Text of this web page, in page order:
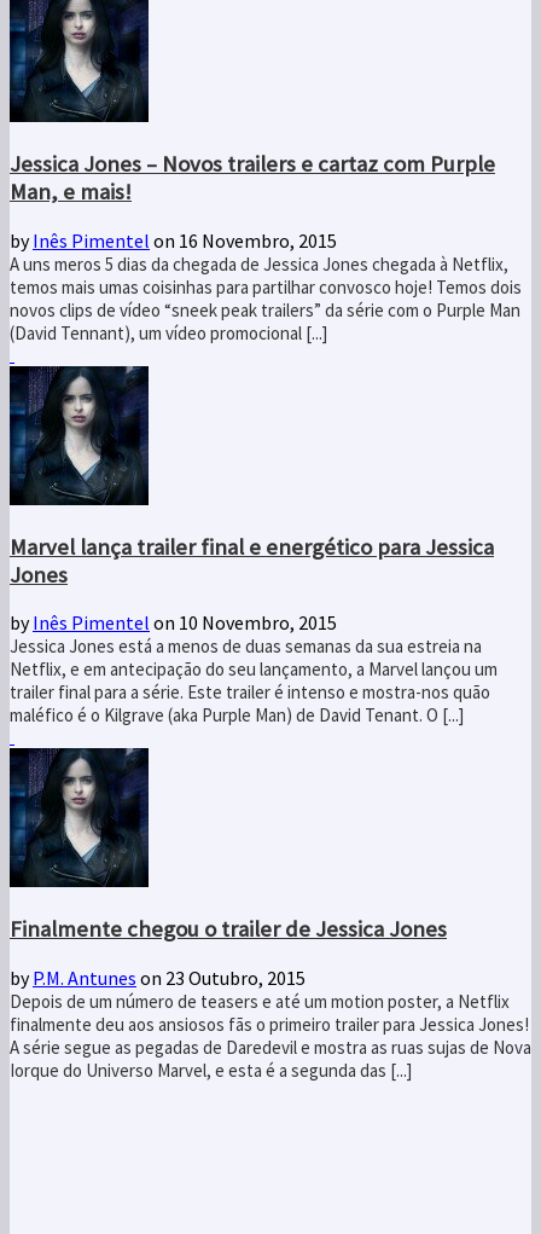
Jessica Jones – Novos trailers e cartaz com Purple
Man, e mais!
byInês Pimentel on 16 Novembro, 2015
A uns meros 5 dias da chegada de Jessica Jones chegada à Netflix,
temos mais umas coisinhas para partilhar convosco hoje! Temos dois
novos clips de vídeo “sneek peak trailers” da série com o Purple Man
(David Tennant), um vídeo promocional [...]
Marvel lança trailer final e energético para Jessica
Jones
byInês Pimentel on 10 Novembro, 2015
Jessica Jones está a menos de duas semanas da sua estreia na
Netflix, e em antecipação do seu lançamento, a Marvel lançou um
trailer final para a série. Este trailer é intenso e mostra-nos quão
maléfico é o Kilgrave (aka Purple Man) de David Tenant. O [...]
Finalmente chegou o trailer de Jessica Jones
byP.M. Antunes on 23 Outubro, 2015
Depois de um número de teasers e até um motion poster, a Netflix
finalmente deu aos ansiosos fãs o primeiro trailer para Jessica Jones!
A série segue as pegadas de Daredevil e mostra as ruas sujas de Nova
Iorque do Universo Marvel, e esta é a segunda das [...]